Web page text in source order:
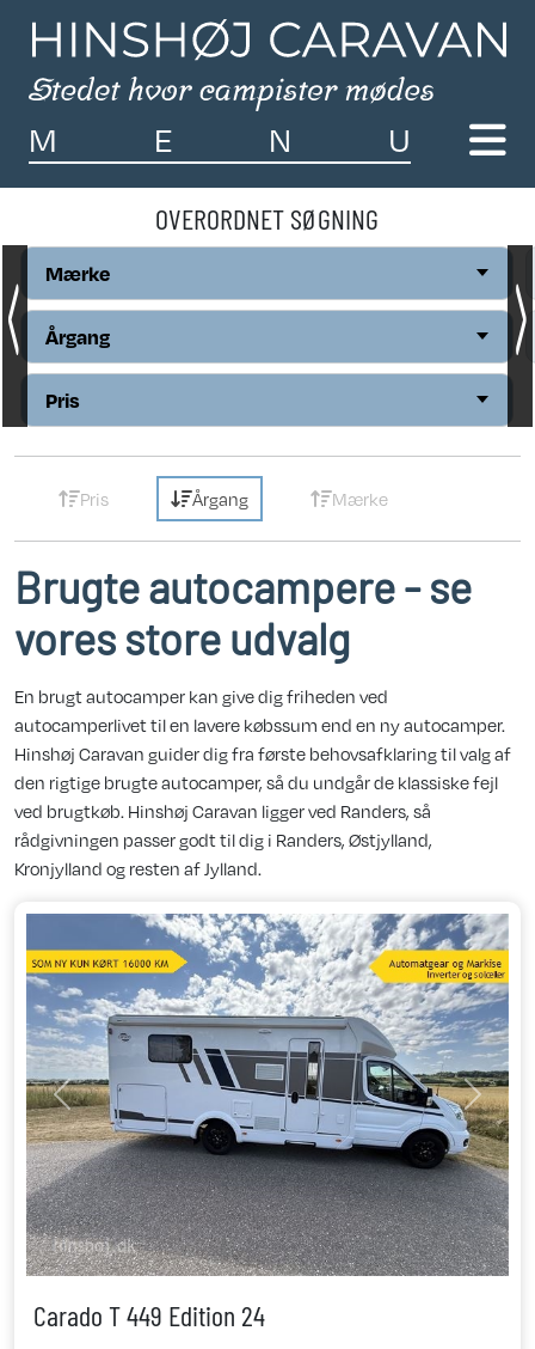
M E N U
OVERORDNET SØGNING
Mærke
Årgang
Pris
Pris Årgang Mærke
Brugte autocampere - se
vores store udvalg
En brugt autocamper kan give dig friheden ved
autocamperlivet til en lavere købssum end en ny autocamper.
Hinshøj Caravan guider dig fra første behovsafklaring til valg af
den rigtige brugte autocamper, så du undgår de klassiske fejl
ved brugtkøb. Hinshøj Caravan ligger ved Randers, så
rådgivningen passer godt til dig i Randers, Østjylland,
Kronjylland og resten af Jylland.
Previous Next
Carado T 449 Edition 24